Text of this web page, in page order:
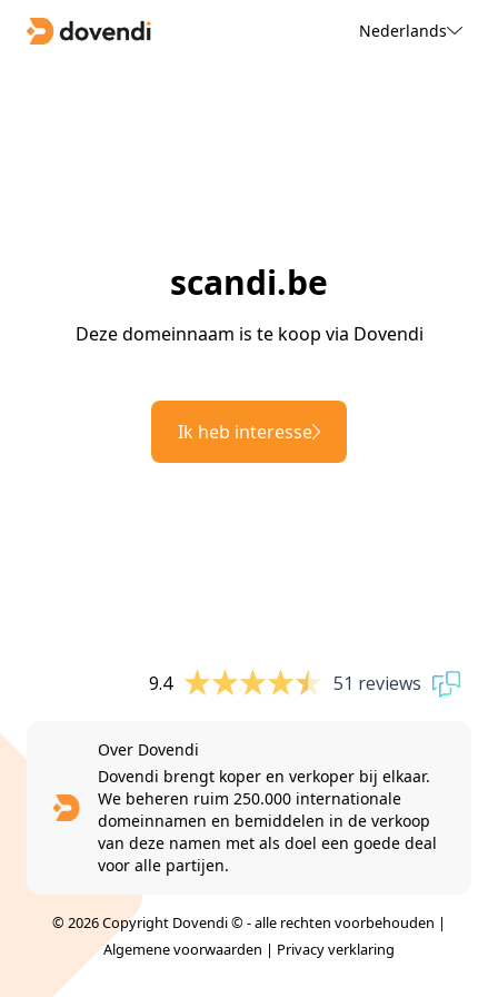
Nederlands
scandi.be
Deze domeinnaam is te koop via Dovendi
Ik heb interesse
9.4 51 reviews
Over Dovendi
Dovendi brengt koper en verkoper bij elkaar.
We beheren ruim 250.000 internationale
domeinnamen en bemiddelen in de verkoop
van deze namen met als doel een goede deal
voor alle partijen.
© 2026 Copyright Dovendi © - alle rechten voorbehouden |
Algemene voorwaarden | Privacy verklaring